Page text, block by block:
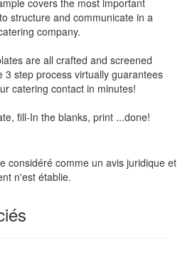
covers the most important
structure and communicate in a
company.
are all crafted and screened
3 step process virtually guarantees
catering contact in minutes!
fill-In the blanks, print ...done!
considéré comme un avis juridique et
n'est établie.